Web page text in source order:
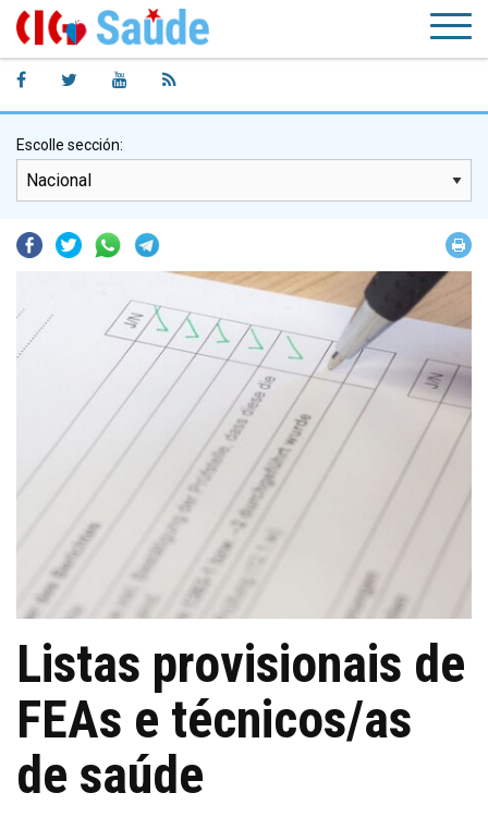
Escolle sección:
Facebook
TwitterWhatsapp
Listas provisionais de
FEAs e técnicos/as
de saúde